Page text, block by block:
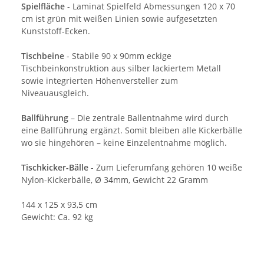
Spielfläche - Laminat Spielfeld Abmessungen 120 x 70
cm ist grün mit weißen Linien sowie aufgesetzten
Kunststoff-Ecken.
Tischbeine - Stabile 90 x 90mm eckige
Tischbeinkonstruktion aus silber lackiertem Metall
sowie integrierten Höhenversteller zum
Niveauausgleich.
Ballführung – Die zentrale Ballentnahme wird durch
eine Ballführung ergänzt. Somit bleiben alle Kickerbälle
wo sie hingehören – keine Einzelentnahme möglich.
Tischkicker-Bälle - Zum Lieferumfang gehören 10 weiße
Nylon-Kickerbälle, Ø 34mm, Gewicht 22 Gramm
144 x 125 x 93,5 cm
Gewicht: Ca. 92 kg